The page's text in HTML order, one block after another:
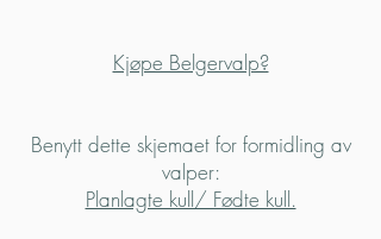
Kjøpe Belgervalp?
Benytt dette skjemaet for formidling av
valper:
Planlagte kull/ Fødte kull.